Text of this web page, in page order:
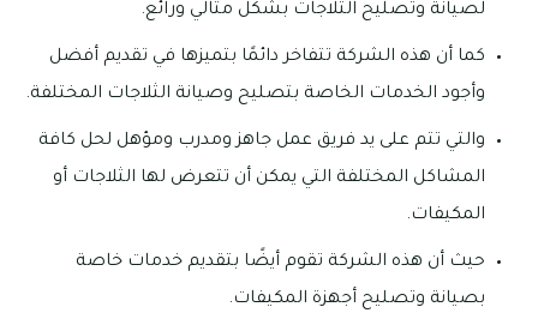
لصيانة وتصليح الثلاجات بشكل مثالي ورائع.
كما أن هذه الشركة تتفاخر دائمًا بتميزها في تقديم أفضل
وأجود الخدمات الخاصة بتصليح وصيانة الثلاجات المختلفة.
والتي تتم على يد فريق عمل جاهز ومدرب ومؤهل لحل كافة
المشاكل المختلفة التي يمكن أن تتعرض لها الثلاجات أو
المكيفات.
حيث أن هذه الشركة تقوم أيضًا بتقديم خدمات خاصة
بصيانة وتصليح أجهزة المكيفات.